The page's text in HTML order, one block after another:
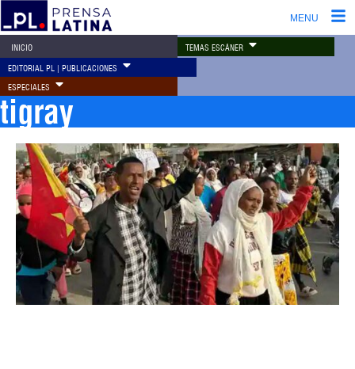
MENU
INICIO TEMAS ESCÁNER
EDITORIAL PL | PUBLICACIONES
ESPECIALES
tigray